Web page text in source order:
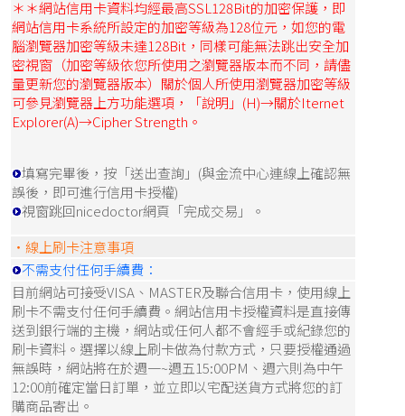
＊＊網站信用卡資料均經最高SSL128Bit的加密保護，即
網站信用卡系統所設定的加密等級為128位元，如您的電
腦瀏覽器加密等級未達128Bit，同樣可能無法跳出安全加
密視窗（加密等級依您所使用之瀏覽器版本而不同，請儘
量更新您的瀏覽器版本）關於個人所使用瀏覽器加密等級
可參見瀏覽器上方功能選項，「說明」(H)→關於Iternet
Explorer(A)→Cipher Strength 。
填寫完畢後，按「送出查詢」(與金流中心連線上確認無
誤後，即可進行信用卡授權)
視窗跳回nicedoctor網頁「完成交易」。
‧線上刷卡注意事項
不需支付任何手續費：
目前網站可接受VISA、MASTER及聯合信用卡，使用線上
刷卡不需支付任何手續費。網站信用卡授權資料是直接傳
送到銀行端的主機，網站或任何人都不會經手或紀錄您的
刷卡資料。選擇以線上刷卡做為付款方式，只要授權通過
無誤時，網站將在於週一~週五15:00PM、週六則為中午
12:00前確定當日訂單，並立即以宅配送貨方式將您的訂
購商品寄出。